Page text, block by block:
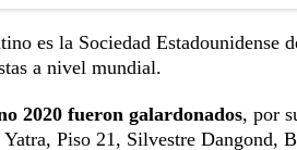
es la Sociedad Estadounidense
a nivel mundial.
2020 fueron galardonados, por
Piso 21, Silvestre Dangond,